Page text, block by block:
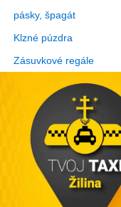
pásky, špagát
Klzné púzdra
Zásuvkové regále